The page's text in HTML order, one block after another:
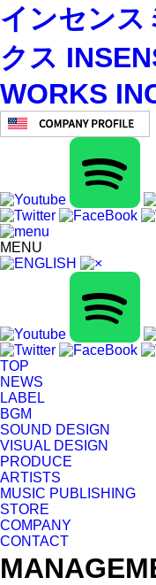
インセンス
クス
WORKS
MENU
TOP
NEWS
LABEL
BGM
SOUND DESIGN
VISUAL DESIGN
PRODUCE
ARTISTS
MUSIC PUBLISHING
STORE
COMPANY
CONTACT